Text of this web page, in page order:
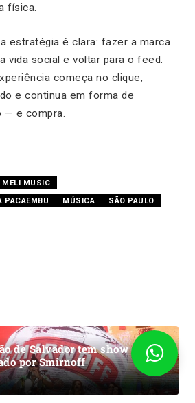
física.
estratégia é clara: fazer a marca
vida social e voltar para o feed.
começa no clique,
e continua em forma de
— e compra.
MELI MUSIC
PACAEMBU
MÚSICA
SÃO PAULO
de Salvador tem show de
por Smirnoff